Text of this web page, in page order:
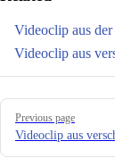
Videoclip aus
Videoclip aus
Pager
Previous page
Videoclip aus